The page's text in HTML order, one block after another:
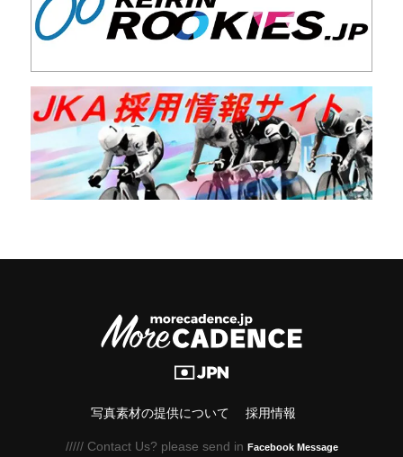
写真素材の提供について 採用情報
///// Contact Us? please send in Facebook Message